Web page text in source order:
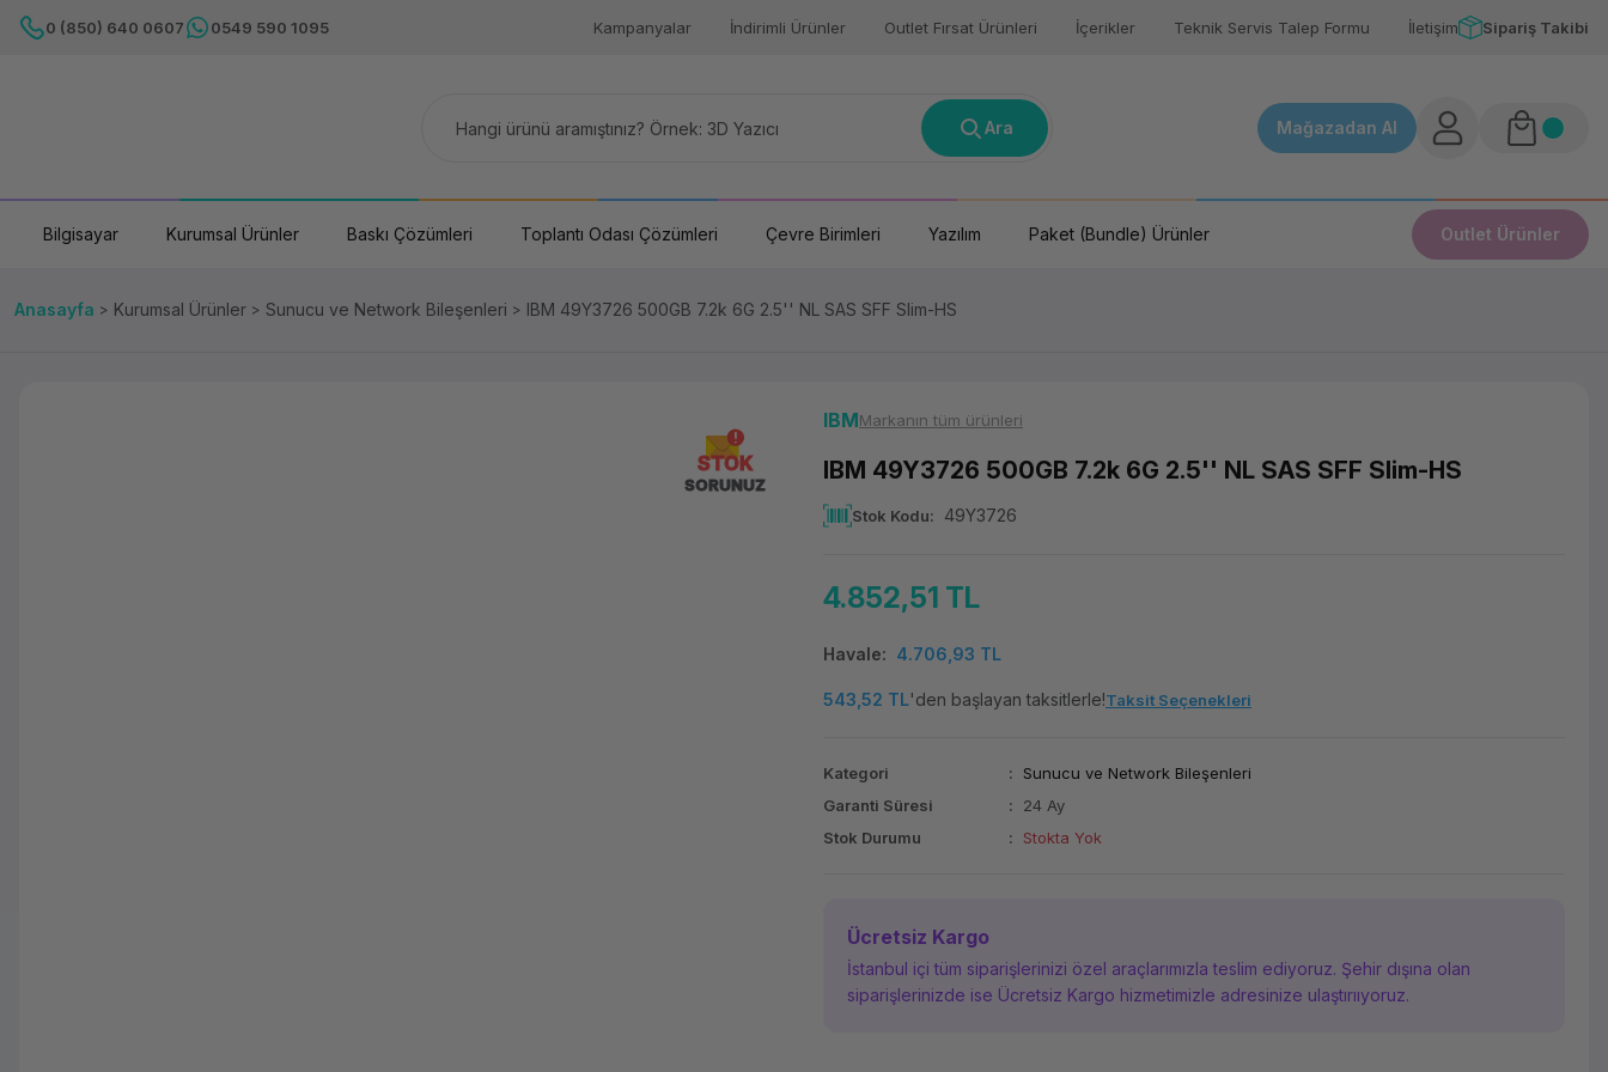
0 (850) 640 0607 0549 590 1095 Kampanyalar İndirimli Ürünler Outlet Fırsat Ürünleri İçerikler Teknik Servis Talep Formu İletişim Sipariş Takibi
Ara Mağazadan Al
Bilgisayar Kurumsal Ürünler Baskı Çözümleri Toplantı Odası Çözümleri Çevre Birimleri Yazılım Paket (Bundle) Ürünler Outlet Ürünler
Anasayfa Kurumsal Ürünler Sunucu ve Network Bileşenleri IBM 49Y3726 500GB 7.2k 6G 2.5'' NL SAS SFF Slim-HS
STOK
SORUNUZ
IBMMarkanın tüm ürünleri
IBM 49Y3726 500GB 7.2k 6G 2.5'' NL SAS SFF Slim-HS
Stok Kodu 49Y3726
4.852,51 TL
Havale 4.706,93 TL
543,52 TL'den başlayan taksitlerle!Taksit Seçenekleri
Kategori
Sunucu ve Network Bileşenleri
Garanti Süresi
24 Ay
Stok Durumu
Stokta Yok
Ücretsiz Kargo
İstanbul içi tüm siparişlerinizi özel araçlarımızla teslim ediyoruz. Şehir dışına olan
siparişlerinizde ise Ücretsiz Kargo hizmetimizle adresinize ulaştırııyoruz.